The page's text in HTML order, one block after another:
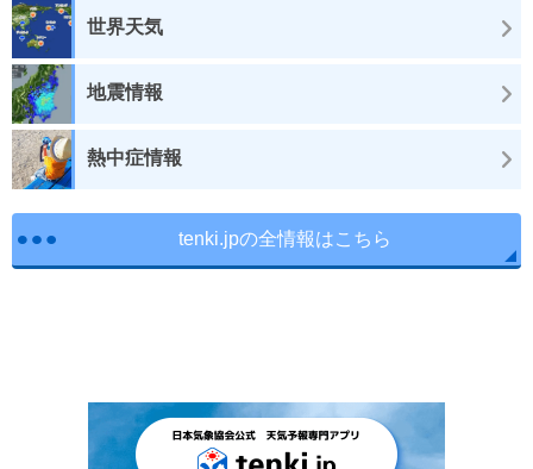
世界天気
地震情報
熱中症情報
tenki.jpの全情報はこちら